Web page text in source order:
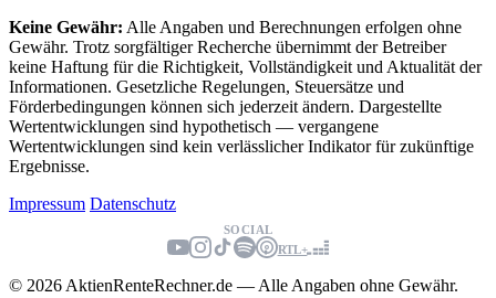
Keine Gewähr: Alle Angaben und Berechnungen erfolgen ohne
Gewähr. Trotz sorgfältiger Recherche übernimmt der Betreiber
keine Haftung für die Richtigkeit, Vollständigkeit und Aktualität der
Informationen. Gesetzliche Regelungen, Steuersätze und
Förderbedingungen können sich jederzeit ändern. Dargestellte
Wertentwicklungen sind hypothetisch — vergangene
Wertentwicklungen sind kein verlässlicher Indikator für zukünftige
Ergebnisse.
Impressum Datenschutz
SOCIAL
RTL+
© 2026 AktienRenteRechner.de — Alle Angaben ohne Gewähr.